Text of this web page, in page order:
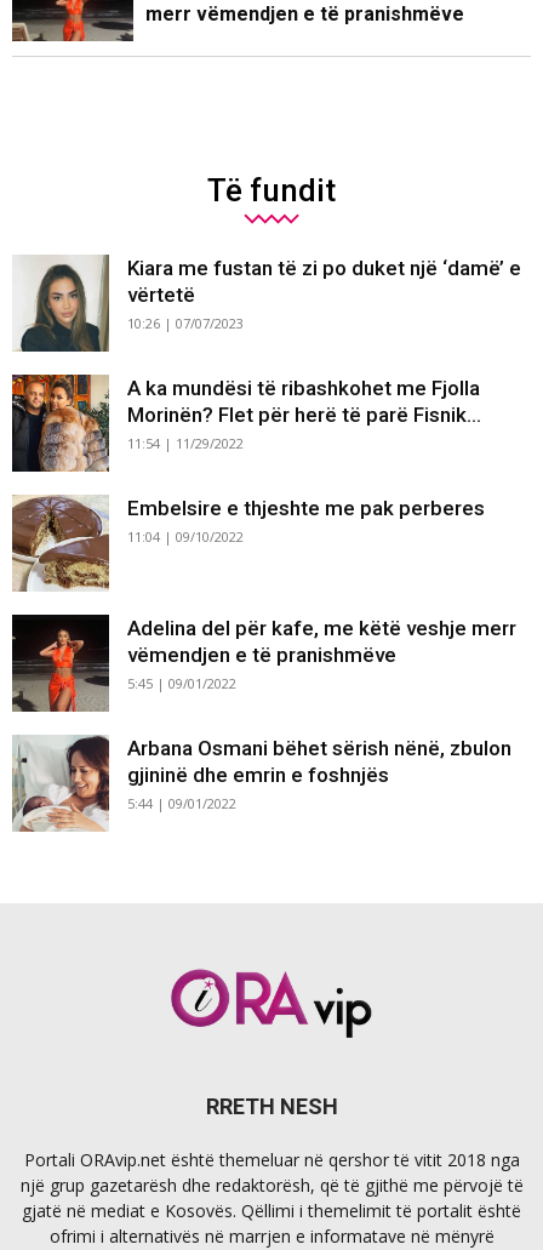
merr vëmendjen e të pranishmëve
Të fundit
Kiara me fustan të zi po duket një ‘damë’ e
vërtetë
10:26 | 07/07/2023
A ka mundësi të ribashkohet me Fjolla
Morinën? Flet për herë të parë Fisnik...
11:54 | 11/29/2022
Embelsire e thjeshte me pak perberes
11:04 | 09/10/2022
Adelina del për kafe, me këtë veshje merr
vëmendjen e të pranishmëve
5:45 | 09/01/2022
Arbana Osmani bëhet sërish nënë, zbulon
gjininë dhe emrin e foshnjës
5:44 | 09/01/2022
RRETH NESH
Portali ORAvip.net është themeluar në qershor të vitit 2018 nga
një grup gazetarësh dhe redaktorësh, që të gjithë me përvojë të
gjatë në mediat e Kosovës. Qëllimi i themelimit të portalit është
ofrimi i alternativës në marrjen e informatave në mënyrë